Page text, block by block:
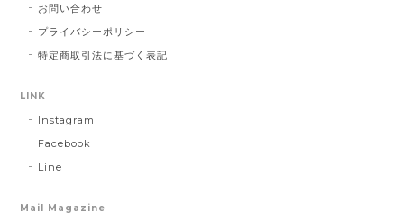
お問い合わせ
プライバシーポリシー
特定商取引法に基づく表記
LINK
Instagram
Facebook
Line
Mail Magazine